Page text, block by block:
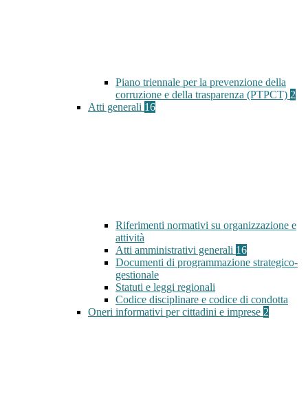
Piano triennale per la prevenzione della
corruzione e della trasparenza (PTPCT) 2
Atti generali 16
Riferimenti normativi su organizzazione e
attività
Atti amministrativi generali 16
Documenti di programmazione strategico-
gestionale
Statuti e leggi regionali
Codice disciplinare e codice di condotta
Oneri informativi per cittadini e imprese 2